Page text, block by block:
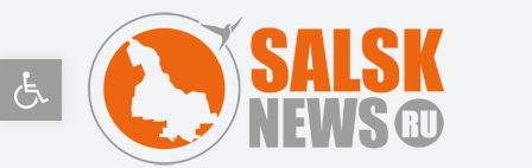
Открыть панель инструментов